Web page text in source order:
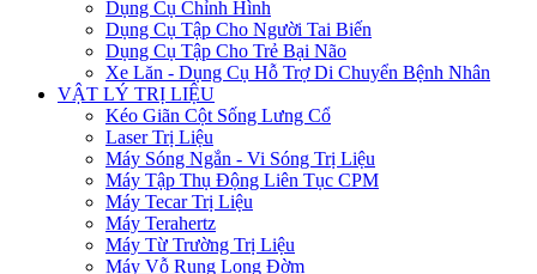
Dụng Cụ Chỉnh Hình
Dụng Cụ Tập Cho Người Tai Biến
Dụng Cụ Tập Cho Trẻ Bại Não
Xe Lăn - Dụng Cụ Hỗ Trợ Di Chuyển Bệnh Nhân
VẬT LÝ TRỊ LIỆU
Kéo Giãn Cột Sống Lưng Cổ
Laser Trị Liệu
Máy Sóng Ngắn - Vi Sóng Trị Liệu
Máy Tập Thụ Động Liên Tục CPM
Máy Tecar Trị Liệu
Máy Terahertz
Máy Từ Trường Trị Liệu
Máy Vỗ Rung Long Đờm